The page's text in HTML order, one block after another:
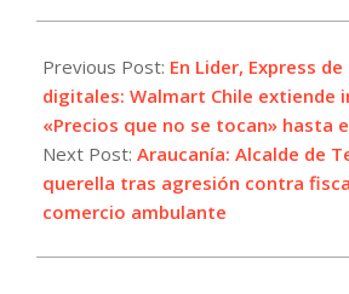
09-
30
Previous Post: En Lider, Express
digitales: Walmart Chile extiende
«Precios que no se tocan» hasta
Next Post: Araucanía: Alcalde de
querella tras agresión contra
comercio ambulante